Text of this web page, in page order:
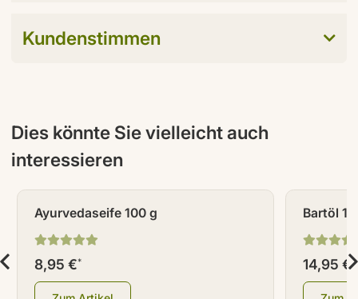
Kundenstimmen
Dies könnte Sie vielleicht auch
interessieren
Ayurvedaseife 100 g
8,95 €*
Bartöl
14,95 €*